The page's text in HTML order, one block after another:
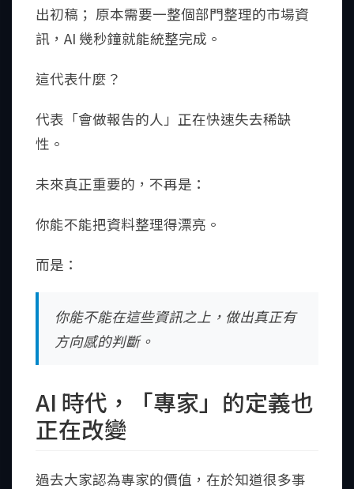
出初稿； 原本需要一整個部門整理的市場資
訊，AI 幾秒鐘就能統整完成。
這代表什麼？
代表「會做報告的人」正在快速失去稀缺
性。
未來真正重要的，不再是：
你能不能把資料整理得漂亮。
而是：
你能不能在這些資訊之上，做出真正有
方向感的判斷。
AI 時代，「專家」的定義也
正在改變
過去大家認為專家的價值，在於知道很多事